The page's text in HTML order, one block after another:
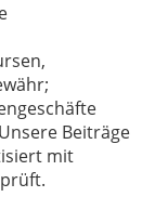
Beiträge
mit